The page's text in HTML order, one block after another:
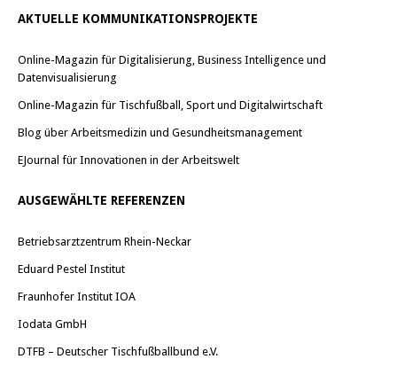
AKTUELLE KOMMUNIKATIONSPROJEKTE
Online-Magazin für Digitalisierung, Business Intelligence und
Datenvisualisierung
Online-Magazin für Tischfußball, Sport und Digitalwirtschaft
Blog über Arbeitsmedizin und Gesundheitsmanagement
EJournal für Innovationen in der Arbeitswelt
AUSGEWÄHLTE REFERENZEN
Betriebsarztzentrum Rhein-Neckar
Eduard Pestel Institut
Fraunhofer Institut IOA
Iodata GmbH
DTFB – Deutscher Tischfußballbund e.V.